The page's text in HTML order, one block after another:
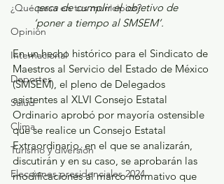
¿Qué pasa en tus municipios?
Opinión
Internacional
Deportes
Salud
Clima
Turismo y diversión
Elecciones presidenciales 2024
cerca de cumplir el objetivo de
‘poner a tiempo al SMSEM’.
En un hecho histórico para el Sindicato de
Maestros al Servicio del Estado de México
(SMSEM), el pleno de Delegados
asistentes al XLVI Consejo Estatal
Ordinario aprobó por mayoría ostensible
que se realice un Consejo Estatal
Extraordinario, en el que se analizarán,
discutirán y en su caso, se aprobarán las
modificaciones al marco normativo que